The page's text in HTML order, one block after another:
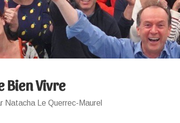
Bien Vivre
Natacha Le Querrec-Maurel